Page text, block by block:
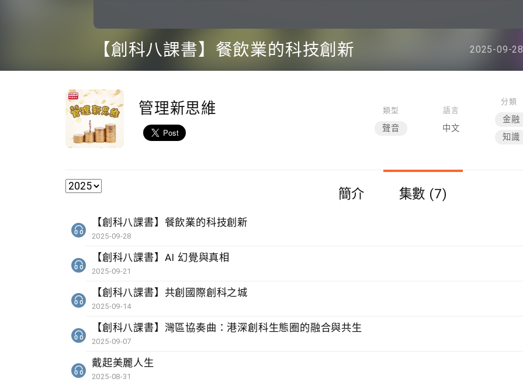
seconds
hour,
minutes,
36
seconds
Volume
90%
【創科八課書】餐飲業的科技創新 2025-09-28
管理新思維 類型
聲音
語言
中文
分類
金融
知識
簡介 集數 (7)
【創科八課書】餐飲業的科技創新
2025-09-28
【創科八課書】AI 幻覺與真相
2025-09-21
【創科八課書】共創國際創科之城
2025-09-14
【創科八課書】灣區協奏曲：港深創科生態圈的融合與共生
2025-09-07
戴起美麗人生
2025-08-31